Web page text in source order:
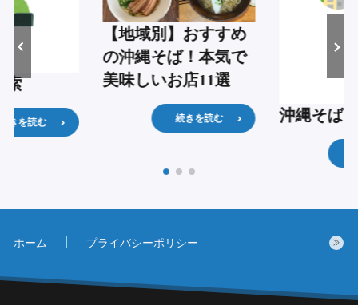
索
きを読む
【地域別】おすすめ
の沖縄そば！本気で
美味しいお店11選
続きを読む 沖縄そば
ホーム プライバシーポリシー